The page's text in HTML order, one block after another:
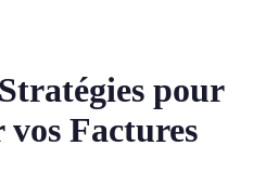
pour
Factures